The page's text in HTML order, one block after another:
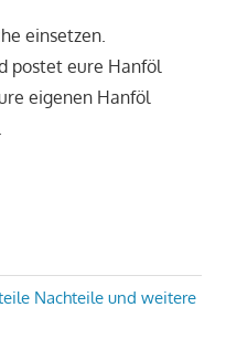
einsetzen.
postet eure Hanföl
eigenen Hanföl
Nachteile und weitere